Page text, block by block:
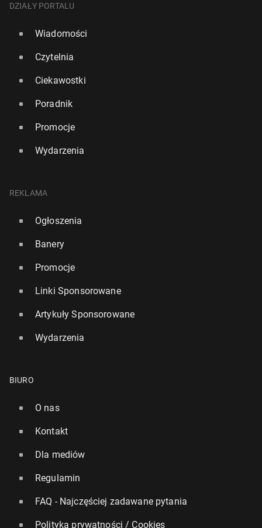
DZIAŁY PORTALU
Wiadomości
Czytelnia
Ciekawostki
Poradnik
Promocje
Wydarzenia
REKLAMA
Ogłoszenia
Banery
Promocje
Linki Sponsorowane
Artykuły Sponsorowane
Wydarzenia
BIURO
O nas
Kontakt
Dla mediów
Regulamin
FAQ - Najczęściej zadawane pytania
Polityka prywatności / Cookies